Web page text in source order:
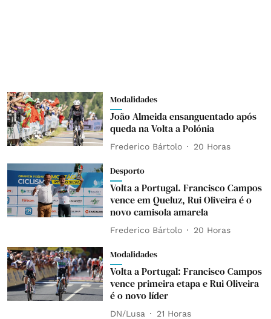
Modalidades
João Almeida ensanguentado após
queda na Volta a Polónia
Frederico Bártolo 20 Horas
Desporto
Volta a Portugal. Francisco Campos
vence em Queluz, Rui Oliveira é o
novo camisola amarela
Frederico Bártolo 20 Horas
Modalidades
Volta a Portugal: Francisco Campos
vence primeira etapa e Rui Oliveira
é o novo líder
DN/Lusa 21 Horas